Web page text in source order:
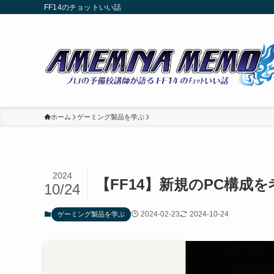
FF14のチョットいい話
ホーム ゲーミング製品を学ぶ
【FF14】新規のPC構成
2024
10/24
ゲーミング製品を学ぶ 2024-02-23 2024-10-24